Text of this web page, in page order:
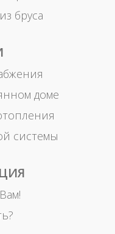
бруса
доме
системы